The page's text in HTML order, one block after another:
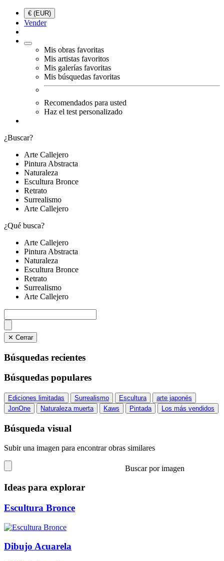
€ (EUR)
Vender
Mis obras favoritas
Mis artistas favoritos
Mis galerías favoritas
Mis búsquedas favoritas
Recomendados para usted
Haz el test personalizado
¿Buscar?
Arte Callejero
Pintura Abstracta
Naturaleza
Escultura Bronce
Retrato
Surrealismo
Arte Callejero
¿Qué busca?
Arte Callejero
Pintura Abstracta
Naturaleza
Escultura Bronce
Retrato
Surrealismo
Arte Callejero
✕ Cerrar
Búsquedas recientes
Búsquedas populares
Ediciones limitadas Surrealismo Escultura
arte japonés
JonOne
Naturaleza muerta Kaws Pintada Los más vendidos
Búsqueda visual
Subir una imagen para encontrar obras similares
Buscar por imagen
Ideas para explorar
Escultura Bronce
Dibujo Acuarela